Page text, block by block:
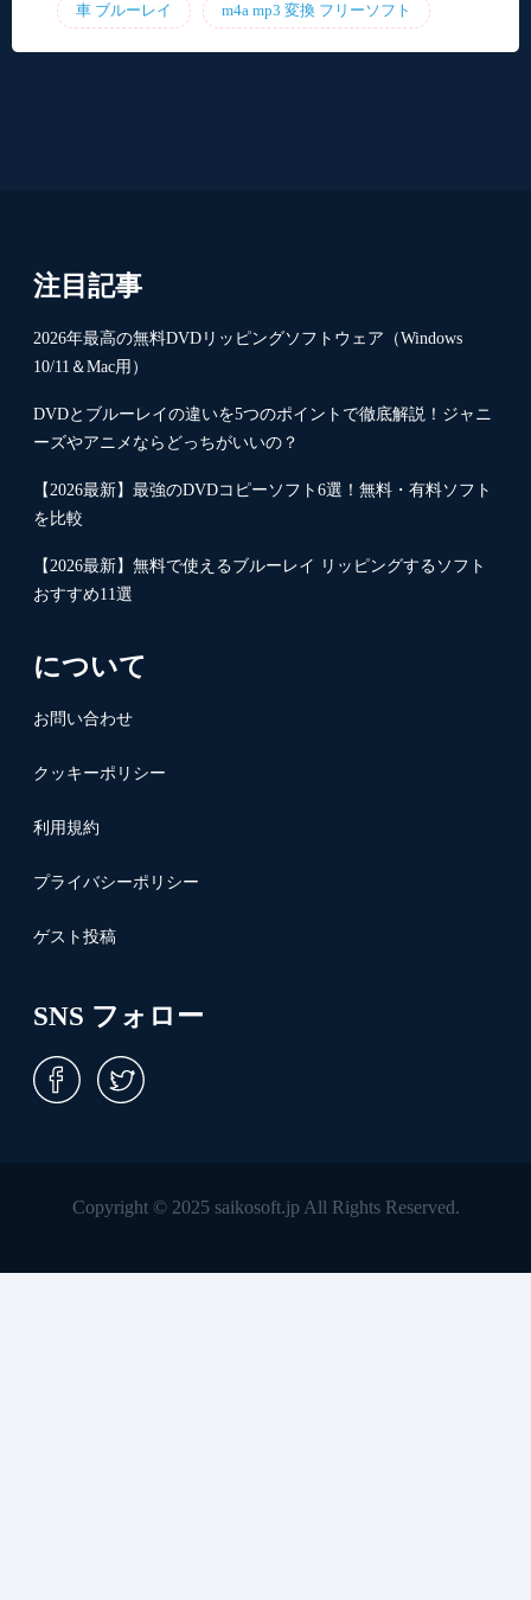
車 ブルーレイ m4a mp3 変換 フリーソフト
注目記事
2026年最高の無料DVDリッピングソフトウェア（Windows
10/11＆Mac用）
DVDとブルーレイの違いを5つのポイントで徹底解説！ジャニ
ーズやアニメならどっちがいいの？
【2026最新】最強のDVDコピーソフト6選！無料・有料ソフト
を比較
【2026最新】無料で使えるブルーレイ リッピングするソフト
おすすめ11選
について
お問い合わせ
クッキーポリシー
利用規約
プライバシーポリシー
ゲスト投稿
SNS フォロー
Copyright © 2025 saikosoft.jp All Rights Reserved.